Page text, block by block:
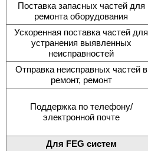
Поставка запасных частей для
ремонта оборудования
Ускоренная поставка частей для
устранения выявленных
неисправностей
Отправка неисправных частей в
ремонт, ремонт
Поддержка по телефону/
электронной почте
Для FEG систем